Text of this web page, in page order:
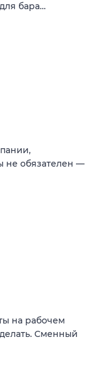
бара…
не обязателен —
на рабочем
Сменный